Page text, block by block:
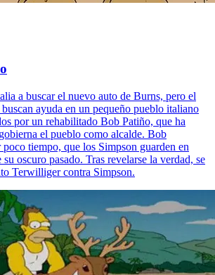
a buscar el nuevo auto de Burns, pero el
buscan ayuda en un pequeño pueblo italiano
por un rehabilitado Bob Patiño, que ha
el pueblo como alcalde. Bob
tiempo, que los Simpson guarden en
su oscuro pasado. Tras revelarse la verdad, se
Terwilliger contra Simpson.